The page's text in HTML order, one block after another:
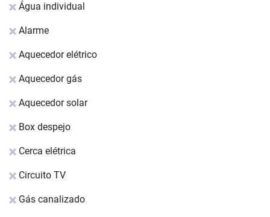
Água individual
Alarme
Aquecedor elétrico
Aquecedor gás
Aquecedor solar
Box despejo
Cerca elétrica
Circuito TV
Gás canalizado